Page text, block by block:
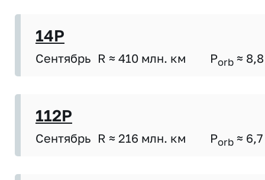
14P
Сентябрь R ≈ 410 млн. км Porb ≈ 8,8
112P
Сентябрь R ≈ 216 млн. км Porb ≈ 6,7